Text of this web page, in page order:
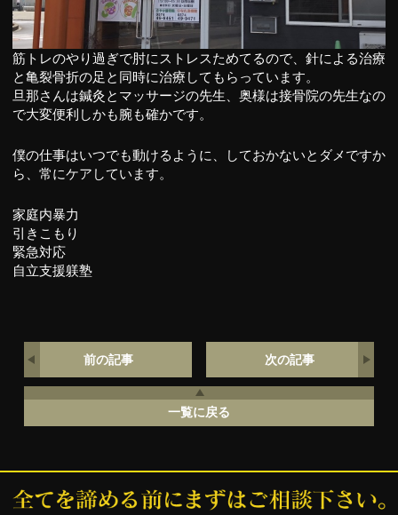
筋トレのやり過ぎで肘にストレスためてるので、針による治療
と亀裂骨折の足と同時に治療してもらっています。
旦那さんは鍼灸とマッサージの先生、奥様は接骨院の先生なの
で大変便利しかも腕も確かです。
僕の仕事はいつでも動けるように、しておかないとダメですか
ら、常にケアしています。
家庭内暴力
引きこもり
緊急対応
自立支援躾塾
前の記事 次の記事
一覧に戻る